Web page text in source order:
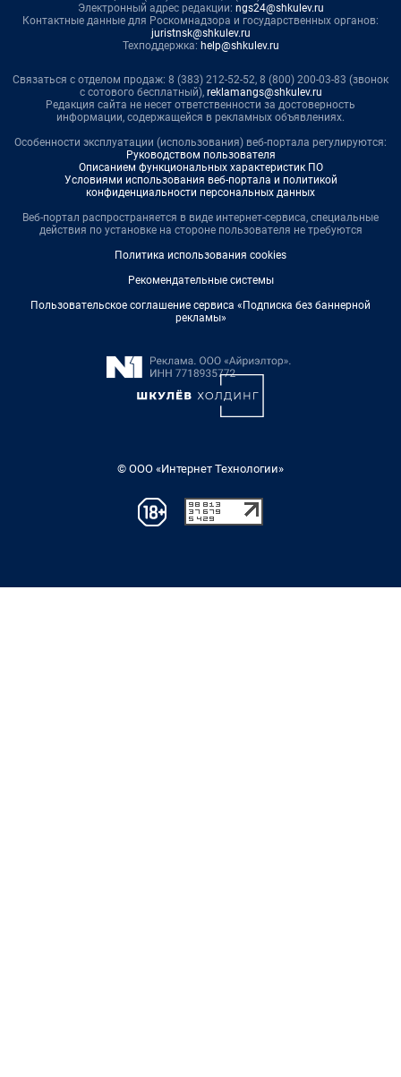
Электронный адрес редакции: ngs24@shkulev.ru
Контактные данные для Роскомнадзора и государственных органов:
juristnsk@shkulev.ru
Техподдержка: help@shkulev.ru
Связаться с отделом продаж: 8 (383) 212-52-52, 8 (800) 200-03-83 (звонок
с сотового бесплатный), reklamangs@shkulev.ru
Редакция сайта не несет ответственности за достоверность
информации, содержащейся в рекламных объявлениях.
Особенности эксплуатации (использования) веб-портала регулируются:
Руководством пользователя
Описанием функциональных характеристик ПО
Условиями использования веб-портала и политикой
конфиденциальности персональных данных
Веб-портал распространяется в виде интернет-сервиса, специальные
действия по установке на стороне пользователя не требуются
Политика использования cookies
Рекомендательные системы
Пользовательское соглашение сервиса «Подписка без баннерной
рекламы»
© ООО «Интернет Технологии»